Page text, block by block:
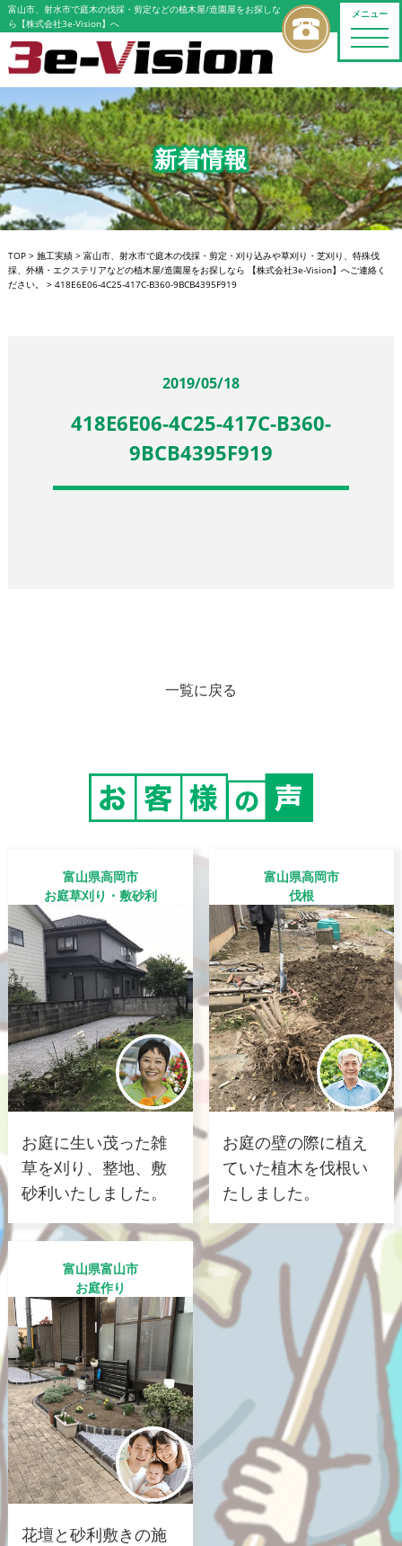
メニュー
toggle
富山市、射水市で庭木の伐採・剪定などの植木屋/造園屋をお探しな
ら【株式会社3e-Vision】へ
新着情報
TOP> 施工実績> 富山市、射水市で庭木の伐採・剪定・刈り込みや草刈り・芝刈り、特殊伐
採、外構・エクステリアなどの植木屋/造園屋をお探しなら 【株式会社3e-Vision】へご連絡く
ださい。
> 418E6E06-4C25-417C-B360-9BCB4395F919
2019/05/18
418E6E06-4C25-417C-B360-
9BCB4395F919
一覧に戻る
富山県高岡市
お庭草刈り・敷砂利
お庭に生い茂った雑
草を刈り、整地、敷
砂利いたしました。
富山県高岡市
伐根
お庭の壁の際に植え
ていた植木を伐根い
たしました。
富山県富山市
お庭作り
花壇と砂利敷きの施